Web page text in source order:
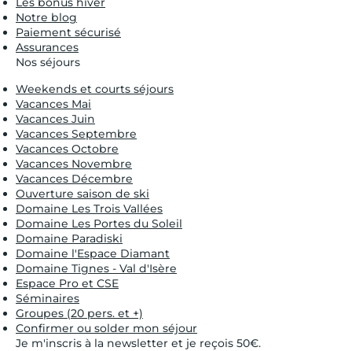
Notre blog
Paiement sécurisé
Assurances
Nos séjours
Weekends et courts séjours
Vacances Mai
Vacances Juin
Vacances Septembre
Vacances Octobre
Vacances Novembre
Vacances Décembre
Ouverture saison de ski
Domaine Les Trois Vallées
Domaine Les Portes du Soleil
Domaine Paradiski
Domaine l'Espace Diamant
Domaine Tignes - Val d'Isère
Espace Pro et CSE
Séminaires
Groupes (20 pers. et +)
Confirmer ou solder mon séjour
Je m'inscris à la newsletter et je reçois 50€.